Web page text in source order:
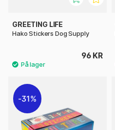
GREETING LIFE
Hako Stickers Dog Supply
96 KR
31%